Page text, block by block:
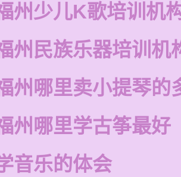
州少儿K歌培训机
州民族乐器培训机
州哪里卖小提琴的
州哪里学古筝最好
音乐的体会